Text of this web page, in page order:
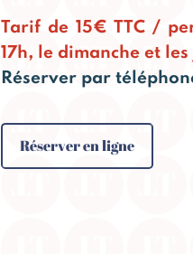
Tarif de 15€ TTC /
17h, le dimanche et
Réserver par
Réserver en ligne